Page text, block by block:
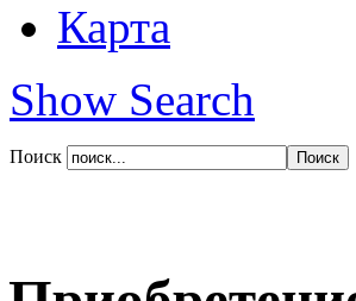
Карта
Show Search
Поиск